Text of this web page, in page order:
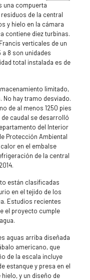
una compuerta
de la central
y hielo en la cámara
contiene diez turbinas.
verticales de un
8 son unidades
total instalada es de
limitado,
No hay tramo desviado.
de al menos 1250 pies
caudal se desarrolló
del Interior
Protección Ambiental
en el embalse
de la central
están clasificadas
en el tejido de los
Estudios recientes
el proyecto cumple
aguas arriba diseñada
americano, que
de la escala incluye
estanque y presa en el
y un diseño de